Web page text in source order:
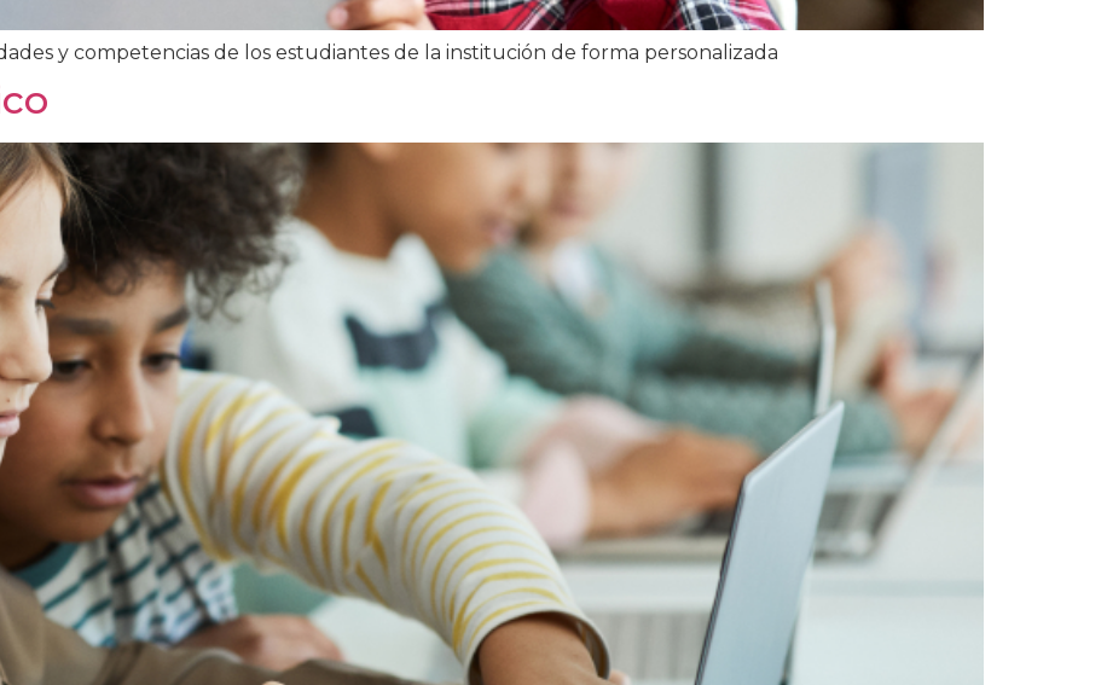
y competencias de los estudiantes de la institución de forma personalizada